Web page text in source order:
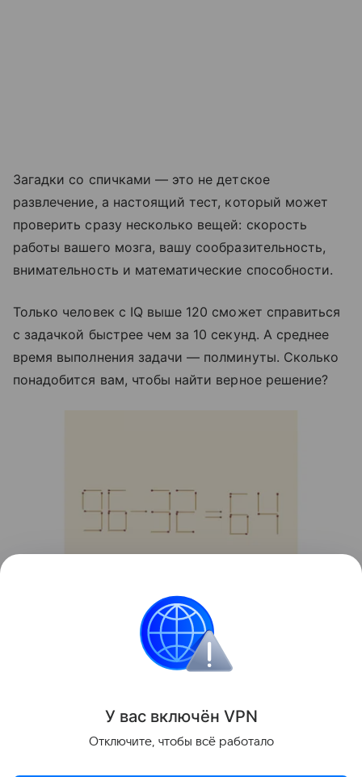
Загадки со спичками — это не детское
развлечение, а настоящий тест, который может
проверить сразу несколько вещей: скорость
работы вашего мозга, вашу сообразительность,
внимательность и математические способности.
Только человек с IQ выше 120 сможет справиться
с задачкой быстрее чем за 10 секунд. А среднее
время выполнения задачи — полминуты. Сколько
понадобится вам, чтобы найти верное решение?
У вас включён VPN
Отключите, чтобы всё работало